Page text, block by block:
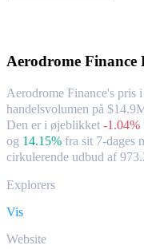
Aerodrome Finance
Aerodrome Finance's pris
handelsvolumen på
Den er i øjeblikket -1.04%
og 14.15% fra sit 7-dages
cirkulerende udbud af
Explorers
Vis
Website